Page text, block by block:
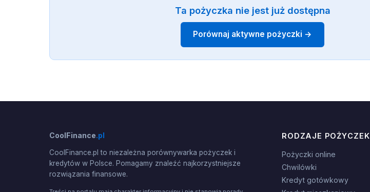
Ta pożyczka nie jest już dostępna
Porównaj aktywne pożyczki →
CoolFinance.pl
CoolFinance.pl to niezależna porównywarka pożyczek i
kredytów w Polsce. Pomagamy znaleźć najkorzystniejsze
rozwiązania finansowe.
RODZAJE POŻYCZEK
Pożyczki online
Chwilówki
Kredyt gotówkowy